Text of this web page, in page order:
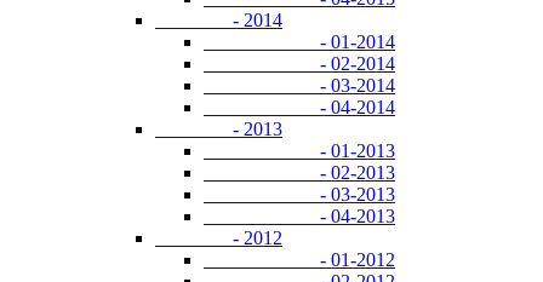
- 2014
- 01-2014
- 02-2014
- 03-2014
- 04-2014
- 2013
- 01-2013
- 02-2013
- 03-2013
- 04-2013
- 2012
- 01-2012